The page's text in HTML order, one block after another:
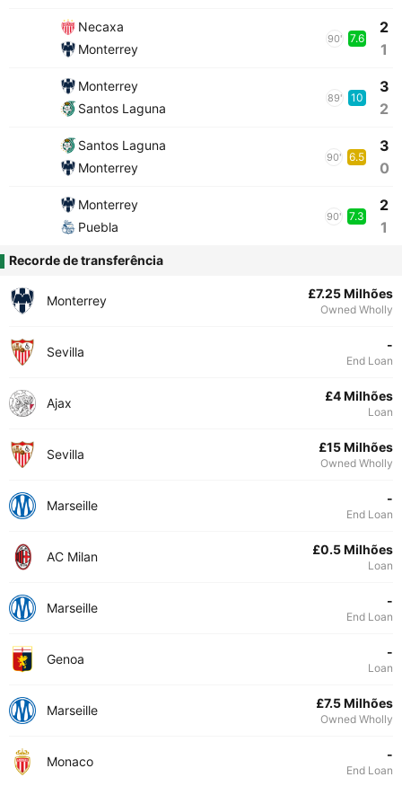
Necaxa
Monterrey
90' 7.6
2
1
Monterrey
Santos Laguna
89' 10
3
2
Santos Laguna
Monterrey
90' 6.5
3
0
Monterrey
Puebla
90' 7.3
2
1
Recorde de transferência
Monterrey £7.25 Milhões
Owned Wholly
Sevilla -
End Loan
Ajax £4 Milhões
Loan
Sevilla £15 Milhões
Owned Wholly
Marseille -
End Loan
AC Milan £0.5 Milhões
Loan
Marseille -
End Loan
Genoa -
Loan
Marseille £7.5 Milhões
Owned Wholly
Monaco -
End Loan